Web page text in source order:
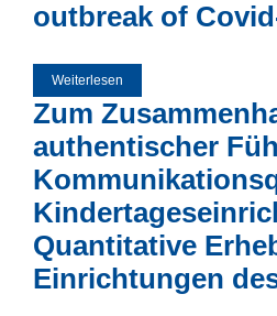
outbreak of
Weiterlesen
of knowledge creation in
development cooperation
outbreak of Covid-19
Zum
authentischer
Quantitative
Einrichtungen